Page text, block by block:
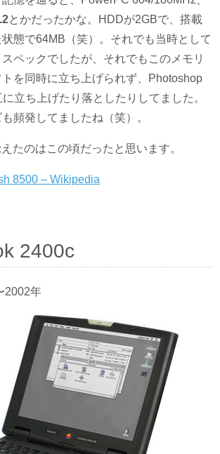
とかだったかな。HDDが2GBで、搭載
態で64MB（笑）。それでも当時として
ペックでしたが、それでもこのメモリ
を同時に立ち上げられず、Photoshop
立ち上げたり落としたりしてました。
頻発してましたね（笑）。
たのはこの頃だったと思います。
8500 – Wikipedia
2400c
2002年